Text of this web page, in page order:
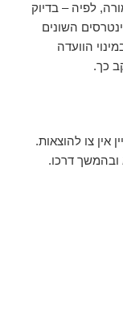
לפיה – בדיוק
השונים
הוועדה
כך.
אין צו להוצאות.
דרכו.